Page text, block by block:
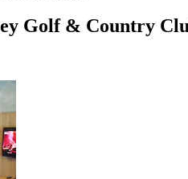
Golf & Country